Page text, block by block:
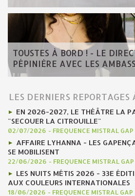
TOUSTES À BORD ! - LE
PÉPINIÈRE AVEC LES
LES DERNIERS REPORTAGES
EN 2026-2027, LE THÉÂTRE LA
"SECOUER LA CITROUILLE"
02/07/2026 - FREQUENCE MISTRAL GAP
AFFAIRE LYHANNA - LES
SE MOBILISENT
22/06/2026 - FREQUENCE MISTRAL GAP
LES NUITS MÉTIS 2026 - 33E
AUX COULEURS INTERNATIONALES
18/06/2026 - FREQUENCE MISTRAL GAP